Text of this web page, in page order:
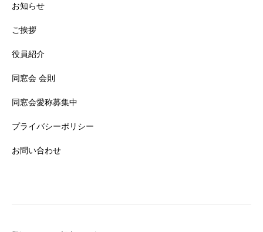
お知らせ
ご挨拶
役員紹介
同窓会 会則
同窓会愛称募集中
プライバシーポリシー
お問い合わせ